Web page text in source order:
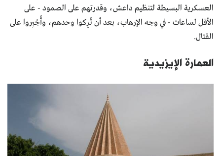
العسكرية البسيطة لتنظيم داعش، وقدرتهم على الصمود - على
الأقل لساعات - في وجه الإرهاب، بعد أن تُرِكوا وحدهم، وأُجْبِروا على
القتال.
العمارة الإيزيدية